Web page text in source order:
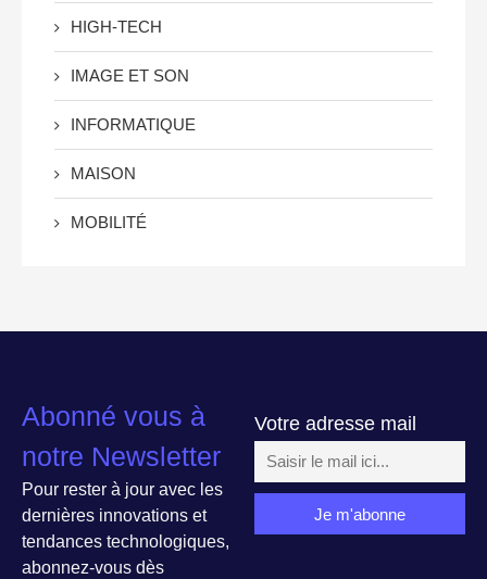
HIGH-TECH
IMAGE ET SON
INFORMATIQUE
MAISON
MOBILITÉ
Abonné vous à
notre Newsletter
Pour rester à jour avec les
dernières innovations et
tendances technologiques,
abonnez-vous dès
Votre adresse mail